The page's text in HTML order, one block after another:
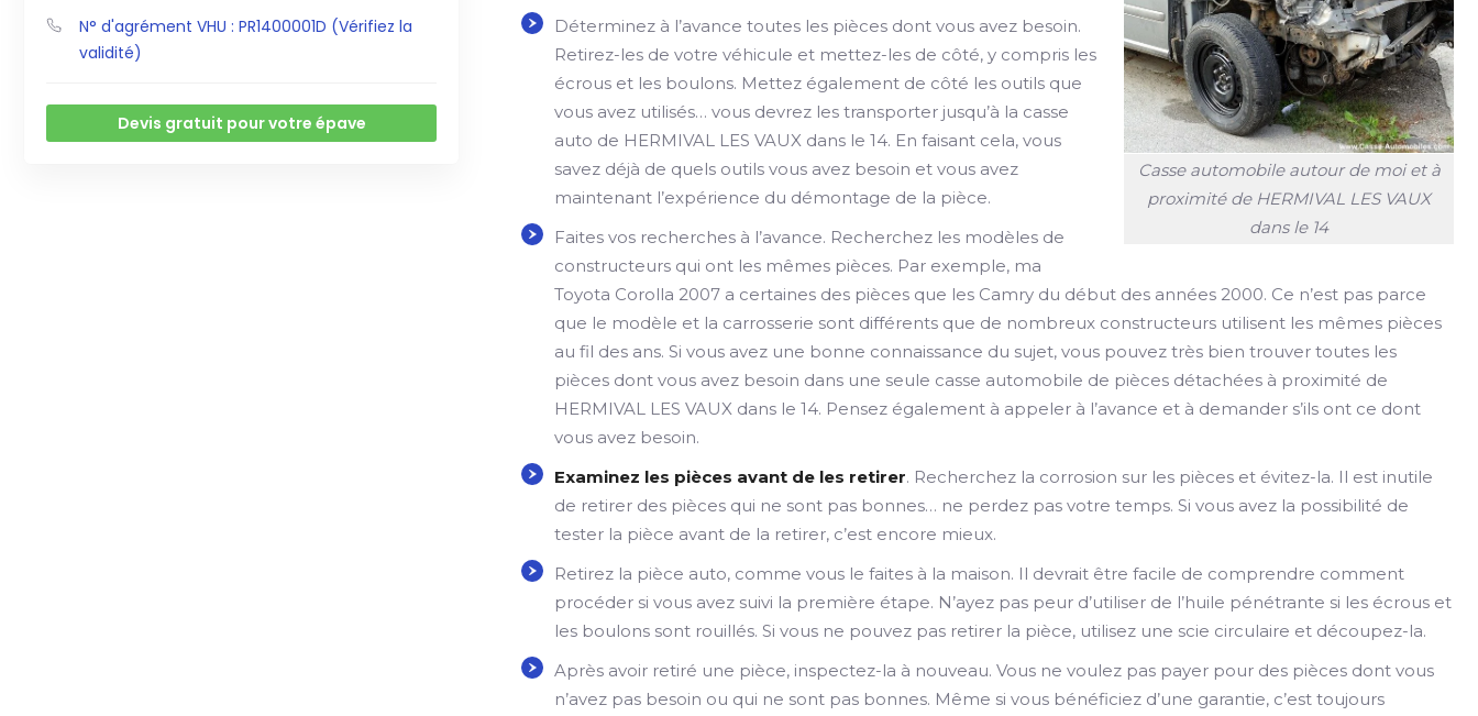
N° d'agrément VHU : PR1400001D (Vérifiez la
validité)
Devis gratuit pour votre épave
Casse automobile autour de moi et à
proximité de HERMIVAL LES VAUX
dans le 14
Déterminez à l’avance toutes les pièces dont vous avez besoin.
Retirez-les de votre véhicule et mettez-les de côté, y compris les
écrous et les boulons. Mettez également de côté les outils que
vous avez utilisés… vous devrez les transporter jusqu’à la casse
auto de HERMIVAL LES VAUX dans le 14. En faisant cela, vous
savez déjà de quels outils vous avez besoin et vous avez
maintenant l’expérience du démontage de la pièce.
Faites vos recherches à l’avance. Recherchez les modèles de
constructeurs qui ont les mêmes pièces. Par exemple, ma
Toyota Corolla 2007 a certaines des pièces que les Camry du début des années 2000. Ce n’est pas parce
que le modèle et la carrosserie sont différents que de nombreux constructeurs utilisent les mêmes pièces
au fil des ans. Si vous avez une bonne connaissance du sujet, vous pouvez très bien trouver toutes les
pièces dont vous avez besoin dans une seule casse automobile de pièces détachées à proximité de
HERMIVAL LES VAUX dans le 14. Pensez également à appeler à l’avance et à demander s’ils ont ce dont
vous avez besoin.
Examinez les pièces avant de les retirer. Recherchez la corrosion sur les pièces et évitez-la. Il est inutile
de retirer des pièces qui ne sont pas bonnes… ne perdez pas votre temps. Si vous avez la possibilité de
tester la pièce avant de la retirer, c’est encore mieux.
Retirez la pièce auto, comme vous le faites à la maison. Il devrait être facile de comprendre comment
procéder si vous avez suivi la première étape. N’ayez pas peur d’utiliser de l’huile pénétrante si les écrous et
les boulons sont rouillés. Si vous ne pouvez pas retirer la pièce, utilisez une scie circulaire et découpez-la.
Après avoir retiré une pièce, inspectez-la à nouveau. Vous ne voulez pas payer pour des pièces dont vous
n’avez pas besoin ou qui ne sont pas bonnes. Même si vous bénéficiez d’une garantie, c’est toujours